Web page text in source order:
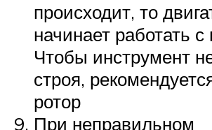
происходит, то
начинает работать с
Чтобы инструмент
строя,
ротор
При неправильном